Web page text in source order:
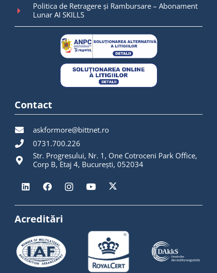
Politica de Retragere și Rambursare – Abonament
Lunar AI SKILLS
Contact
askformore@bittnet.ro
0731.700.226
Str. Progresului, Nr. 1, One Cotroceni Park Office,
Corp B, Etaj 4, București, 052034
Acreditări